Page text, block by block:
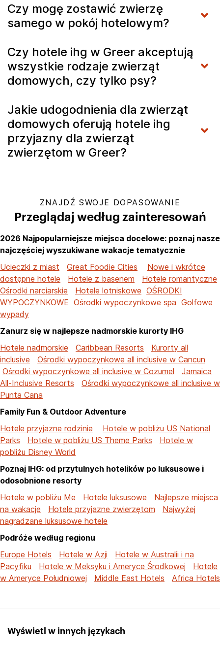
Czy mogę zostawić zwierzę
samego w pokój hotelowym?
Czy hotele ihg w Greer akceptują
wszystkie rodzaje zwierząt
domowych, czy tylko psy?
Jakie udogodnienia dla zwierząt
domowych oferują hotele ihg
przyjazny dla zwierząt
zwierzętom w Greer?
ZNAJDŹ SWOJE DOPASOWANIE
Przeglądaj według zainteresowań
2026 Najpopularniejsze miejsca docelowe: poznaj nasze
najczęściej wyszukiwane wakacje tematycznie
Ucieczki z miast
Great Foodie Cities
Nowe i wkrótce
dostępne hotele
Hotele z basenem
Hotele romantyczne
Ośrodki narciarskie
Hotele lotniskowe OŚRODKI
WYPOCZYNKOWE Ośrodki wypoczynkowe spa Golfowe
wypady
Zanurz się w najlepsze nadmorskie kurorty IHG
Hotele nadmorskie
Caribbean Resorts
Kurorty all
inclusive
Ośrodki wypoczynkowe all inclusive w Cancun
Ośrodki wypoczynkowe all inclusive w Cozumel
Jamaica
All-Inclusive Resorts
Ośrodki wypoczynkowe all inclusive w
Punta Cana
Family Fun & Outdoor Adventure
Hotele przyjazne rodzinie
Hotele w pobliżu US National
Parks
Hotele w pobliżu US Theme Parks
Hotele w
pobliżu Disney World
Poznaj IHG: od przytulnych hotelików po luksusowe i
odosobnione resorty
Hotele w pobliżu Me
Hotele luksusowe
Najlepsze miejsca
na wakacje
Hotele przyjazne zwierzętom
Najwyżej
nagradzane luksusowe hotele
Podróże według regionu
Europe Hotels
Hotele w Azji
Hotele w Australii i na
Pacyfiku
Hotele w Meksyku i Ameryce Środkowej
Hotele
w Ameryce Południowej
Middle East Hotels Africa Hotels
Wyświetl w innych językach